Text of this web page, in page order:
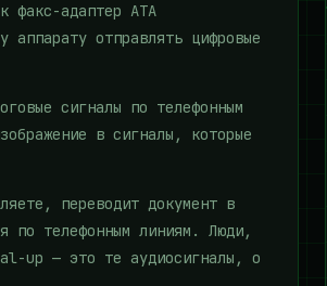
факс-адаптер ATA
аппарату отправлять цифровые
сигналы по телефонным
в сигналы, которые
переводит документ в
по телефонным линиям. Люди,
up — это те аудиосигналы, о